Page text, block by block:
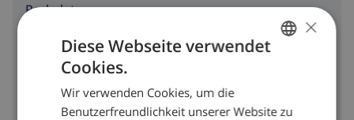
Parkplatz
Terrasse
Garten
DUTCH
×
Diese Webseite verwendet
Cookies.
Wir verwenden Cookies, um die
Benutzerfreundlichkeit unserer Website zu